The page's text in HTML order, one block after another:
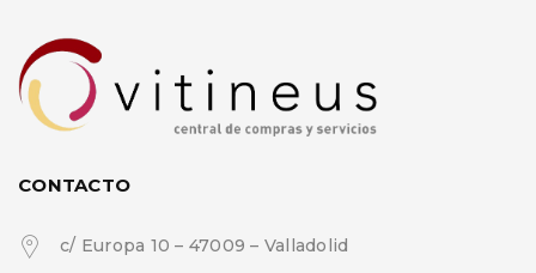
CONTACTO
c/ Europa 10 – 47009 – Valladolid